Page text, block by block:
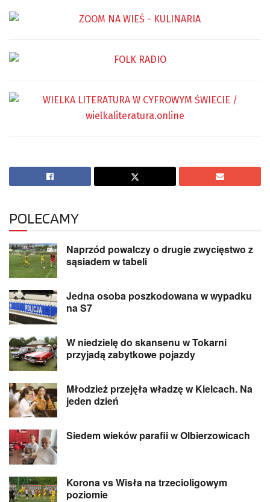
POLECAMY
Naprzód powalczy o drugie zwycięstwo z
sąsiadem w tabeli
Jedna osoba poszkodowana w wypadku
na S7
W niedzielę do skansenu w Tokarni
przyjadą zabytkowe pojazdy
Młodzież przejęła władzę w Kielcach. Na
jeden dzień
Siedem wieków parafii w Olbierzowicach
Korona vs Wisła na trzecioligowym
poziomie